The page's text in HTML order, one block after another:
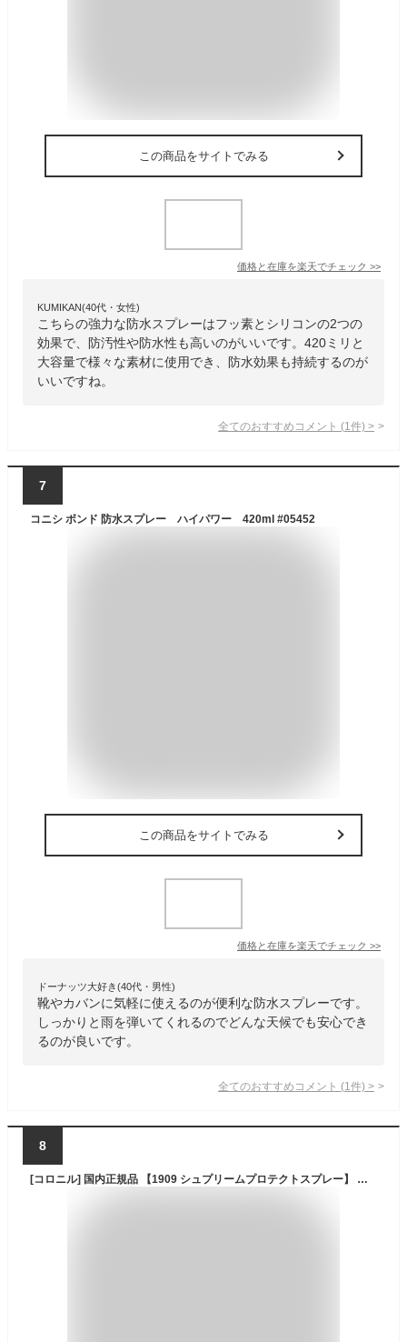
この商品をサイトでみる
価格と在庫を楽天でチェック >>
KUMIKAN(40代・女性)
こちらの強力な防水スプレーはフッ素とシリコンの2つの
効果で、防汚性や防水性も高いのがいいです。420ミリと
大容量で様々な素材に使用でき、防水効果も持続するのが
いいですね。
全てのおすすめコメント (1 件) >
7
コニシ ボンド 防水スプレー ハイパワー 420ml #05452
この商品をサイトでみる
価格と在庫を楽天でチェック >>
ドーナッツ大好き(40代・男性)
靴やカバンに気軽に使えるのが便利な防水スプレーです。
しっかりと雨を弾いてくれるのでどんな天候でも安心でき
るのが良いです。
全てのおすすめコメント (1 件) >
8
[コロニル] 国内正規品 【1909 シュプリームプロテクトスプレー】 防水スプレー 革靴 レザー 栄養 保革 保湿 防汚 撥水 コーティング シューズ スニーカー バッグ 雨対策